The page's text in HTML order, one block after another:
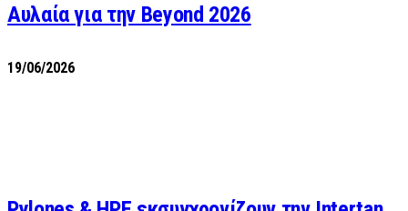
Αυλαία για την Beyond 2026
19/06/2026